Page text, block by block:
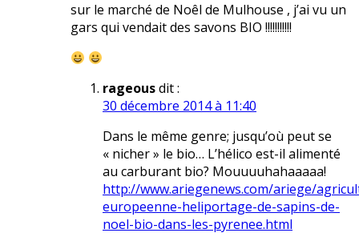
sur le marché de Noêl de Mulhouse , j’ai vu un
gars qui vendait des savons BIO !!!!!!!!!!!
rageousdit :
30 décembre 2014 à 11:40
Dans le même genre; jusqu’où peut se
« nicher » le bio… L’hélico est-il alimenté
au carburant bio? Mouuuuhahaaaaa!
http://www.ariegenews.com/ariege/
europeenne-heliportage-de-sapins-de-
noel-bio-dans-les-pyrenee.html